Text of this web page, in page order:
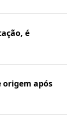
é
origem após